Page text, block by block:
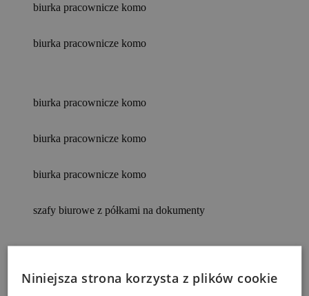
biurka pracownicze komo
biurka pracownicze komo
biurka pracownicze komo
biurka pracownicze komo
biurka pracownicze komo
szafy biurowe z półkami na dokumenty
Niniejsza strona korzysta z plików cookie